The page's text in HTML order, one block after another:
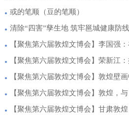
或的笔顺（豆的笔顺）
清除“四害”孳生地 筑牢邕城健康防线
【聚焦第六届敦煌文博会】李国强：在
【聚焦第六届敦煌文博会】荣新江
【聚焦第六届敦煌文博会】敦煌壁
【聚焦第六届敦煌文博会】敦煌，
【聚焦第六届敦煌文博会】甘肃敦煌：当好旅